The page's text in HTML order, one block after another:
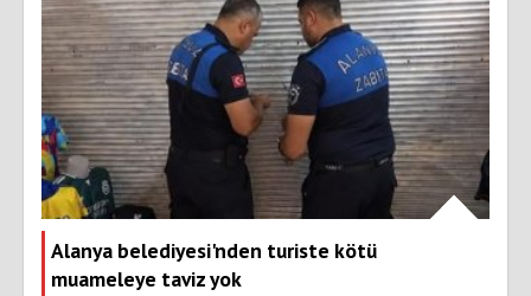
Alanya belediyesi'nden turiste kötü
muameleye taviz yok